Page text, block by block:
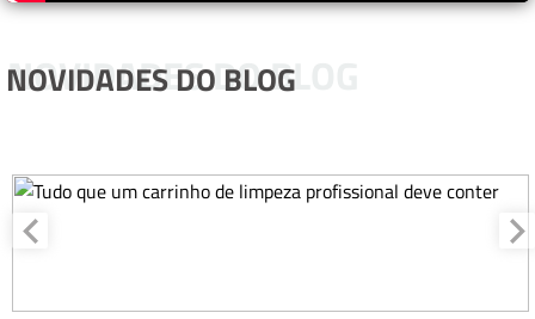
NOVIDADES DO BLOG
NOVIDADES DO BLOG